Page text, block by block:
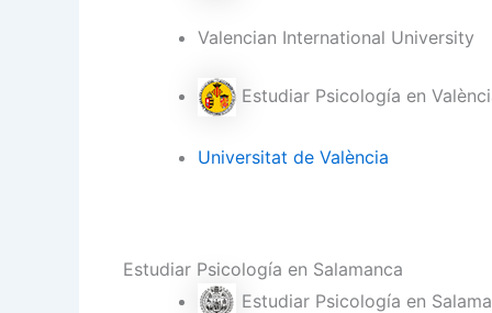
Valencian International University
Estudiar Psicología en
Universitat de València
Estudiar Psicología en Salamanca
Estudiar Psicología en